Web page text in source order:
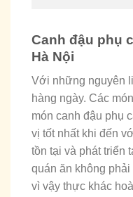
Canh đậu phụ
Hà Nội
Với những nguyên
hàng ngày. Các
món canh đậu phụ
vị tốt nhất khi đến
tồn tại và phát triển
quán ăn không
vì vậy thực khác